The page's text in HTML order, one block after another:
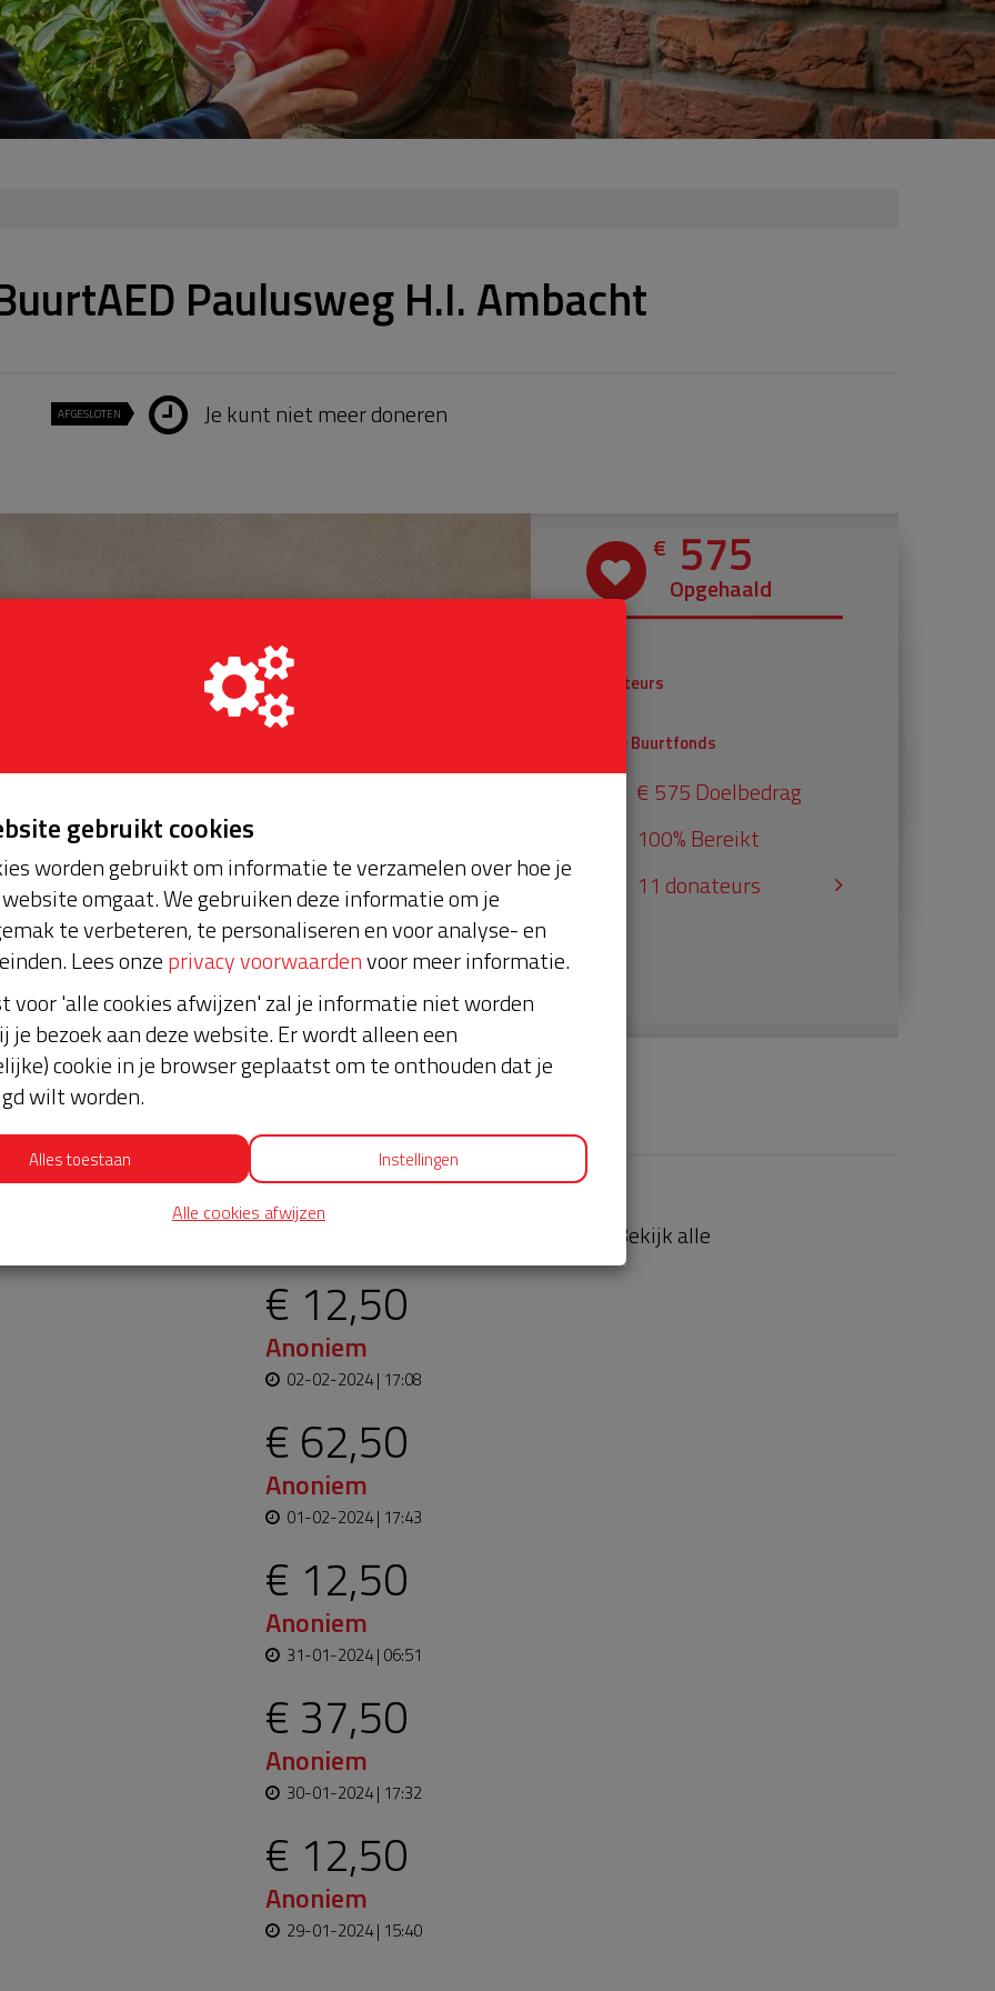
Paulusweg H.I. Ambacht
AFGESLOTEN Je kunt niet meer doneren
€ 575
Opgehaald
Donateurs
Univé Buurtfonds
€ 575 Doelbedrag
100% Bereikt
11 donateurs
bijna en moet
blijft. Help je mee?
Laatste donaties Bekijk alle
€ 12,50
Anoniem
02-02-2024 | 17:08
€ 62,50
Anoniem
01-02-2024 | 17:43
€ 12,50
Anoniem
31-01-2024 | 06:51
€ 37,50
Anoniem
30-01-2024 | 17:32
€ 12,50
Anoniem
29-01-2024 | 15:40
gebruikt cookies
worden gebruikt om informatie te verzamelen over hoe je
omgaat. We gebruiken deze informatie om je
te verbeteren, te personaliseren en voor analyse- en
Lees onzeprivacy voorwaardenvoor meer informatie.
voor 'alle cookies afwijzen' zal je informatie niet worden
je bezoek aan deze website. Er wordt alleen een
cookie in je browser geplaatst om te onthouden dat je
wilt worden.
Alles toestaan Instellingen
Alle cookies afwijzen